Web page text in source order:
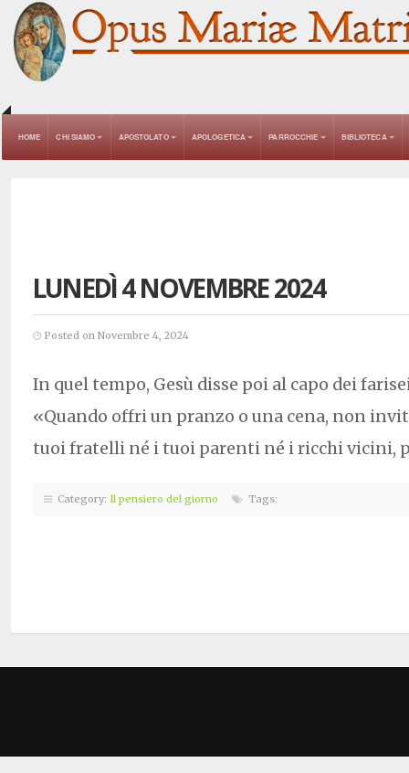
HOME CHI SIAMO APOSTOLATO APOLOGETICA PARROCCHIE BIBLIOTECA
LUNEDÌ 4 NOVEMBRE 2024
Posted on Novembre 4, 2024
In quel tempo, Gesù disse poi al capo dei
«Quando offri un pranzo o una cena, non
tuoi fratelli né i tuoi parenti né i ricchi vicini,
Category: Il pensiero del giorno Tags: